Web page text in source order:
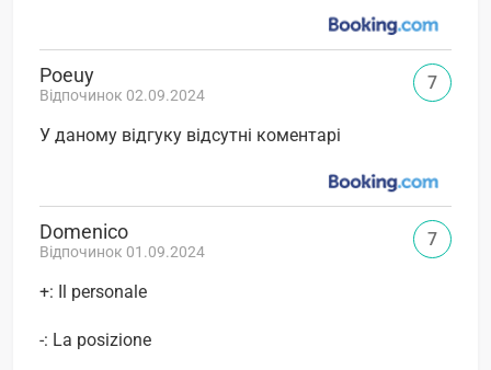
Poeuy
Відпочинок 02.09.2024
У даному відгуку відсутні коментарі
7
Domenico
Відпочинок 01.09.2024
+: Il personale
-: La posizione
7